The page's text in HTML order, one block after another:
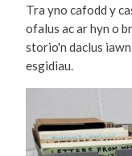
Tra yno cafodd y
ofalus ac ar hyn o
storio'n daclus
esgidiau.